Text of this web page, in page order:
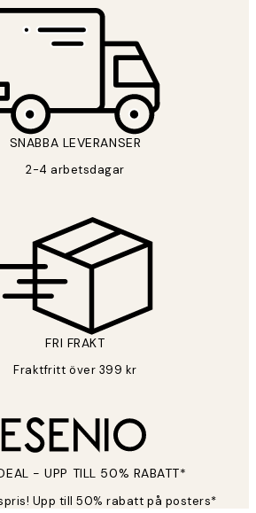
SNABBA LEVERANSER
2-4 arbetsdagar
FRI FRAKT
Fraktfritt över 399 kr
- UPP TILL 50% RABATT*
Upp till 50% rabatt på posters*